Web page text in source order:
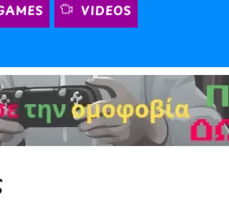
VIDEOS